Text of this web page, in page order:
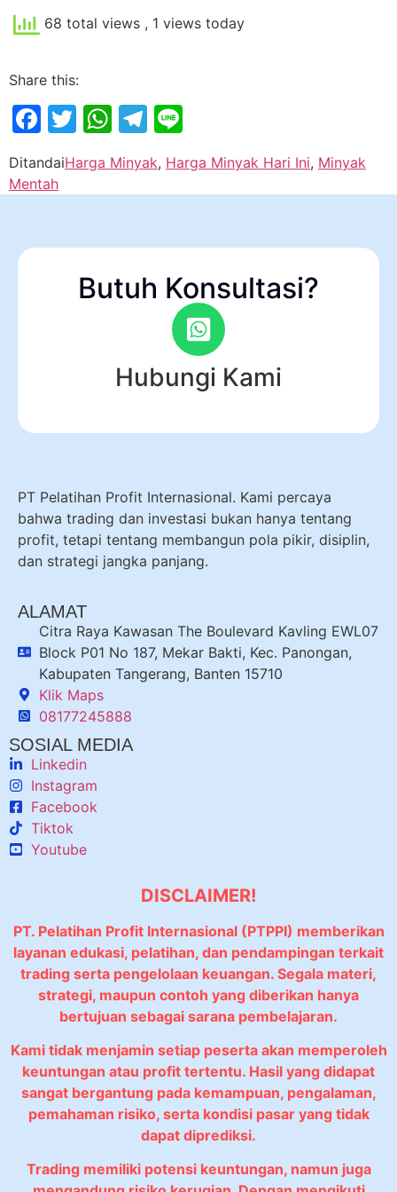
68 total views , 1 views today
Share this:
Facebook
Twitter
WhatsApp
Telegram
DitandaiHarga Minyak, Harga Minyak Hari Ini, Minyak
Mentah
Butuh Konsultasi?
Hubungi Kami
PT Pelatihan Profit Internasional. Kami percaya
bahwa trading dan investasi bukan hanya tentang
profit, tetapi tentang membangun pola pikir, disiplin,
dan strategi jangka panjang.
ALAMAT
Citra Raya Kawasan The Boulevard Kavling EWL07
Block P01 No 187, Mekar Bakti, Kec. Panongan,
Kabupaten Tangerang, Banten 15710
Klik Maps
08177245888
SOSIAL MEDIA
Linkedin
Instagram
Facebook
Tiktok
Youtube
DISCLAIMER!
PT. Pelatihan Profit Internasional (PTPPI) memberikan
layanan edukasi, pelatihan, dan pendampingan terkait
trading serta pengelolaan keuangan. Segala materi,
strategi, maupun contoh yang diberikan hanya
bertujuan sebagai sarana pembelajaran.
Kami tidak menjamin setiap peserta akan memperoleh
keuntungan atau profit tertentu. Hasil yang didapat
sangat bergantung pada kemampuan, pengalaman,
pemahaman risiko, serta kondisi pasar yang tidak
dapat diprediksi.
Trading memiliki potensi keuntungan, namun juga